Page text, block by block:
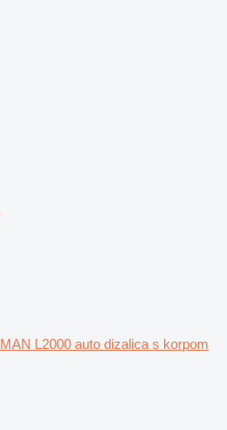
MAN L2000 auto dizalica s korpom